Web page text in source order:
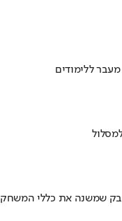
ללימודים
שמשנה את כללי המשחק